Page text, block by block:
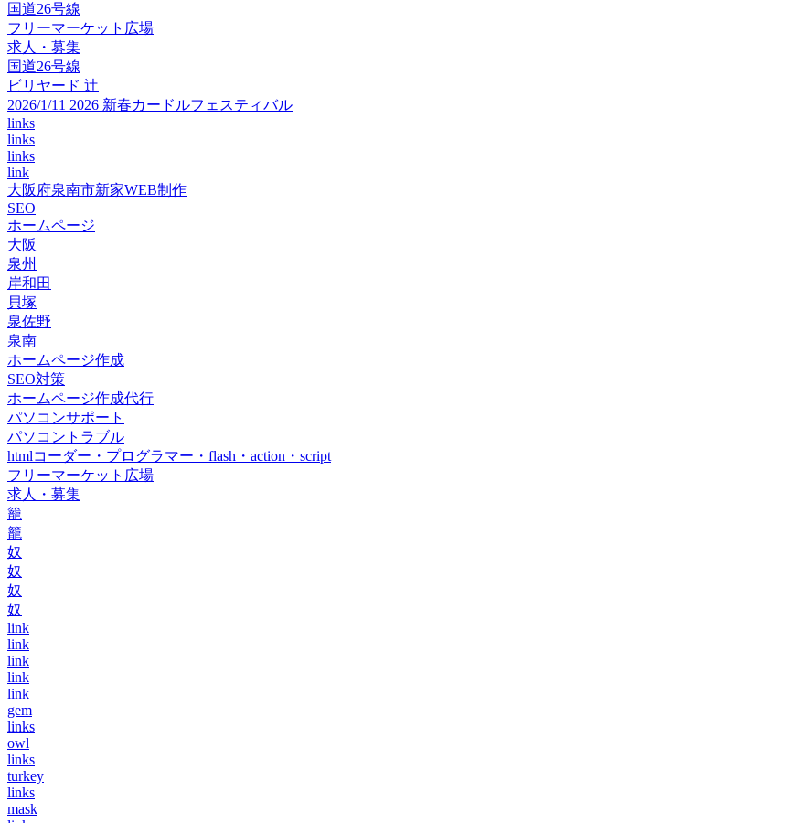
国道26号線
フリーマーケット広場
求人・募集
国道26号線
ビリヤード 辻
2026/1/11 2026 新春カードルフェスティバル
links
links
links
link
大阪府泉南市新家WEB制作
SEO
ホームページ
大阪
泉州
岸和田
貝塚
泉佐野
泉南
ホームページ作成
SEO対策
ホームページ作成代行
パソコンサポート
パソコントラブル
htmlコーダー・プログラマー・flash・action・script
フリーマーケット広場
求人・募集
籠
籠
奴
奴
奴
奴
link
link
link
link
link
gem
links
owl
links
turkey
links
mask